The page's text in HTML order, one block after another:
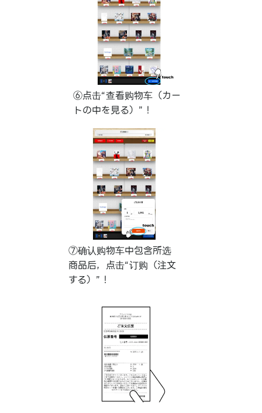
⑥点击“查看购物车（カー
トの中を見る）”！
⑦确认购物车中包含所选
商品后，点击“订购（注文
する）”！